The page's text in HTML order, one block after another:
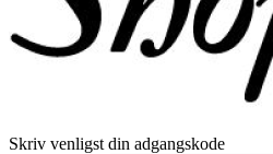
Skriv venligst din adgangskode